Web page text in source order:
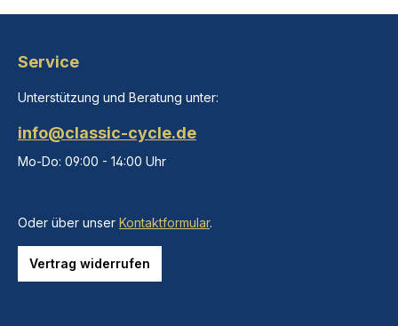
Service
Unterstützung und Beratung unter:
info@classic-cycle.de
Mo-Do: 09:00 - 14:00 Uhr
Oder über unser Kontaktformular.
Vertrag widerrufen